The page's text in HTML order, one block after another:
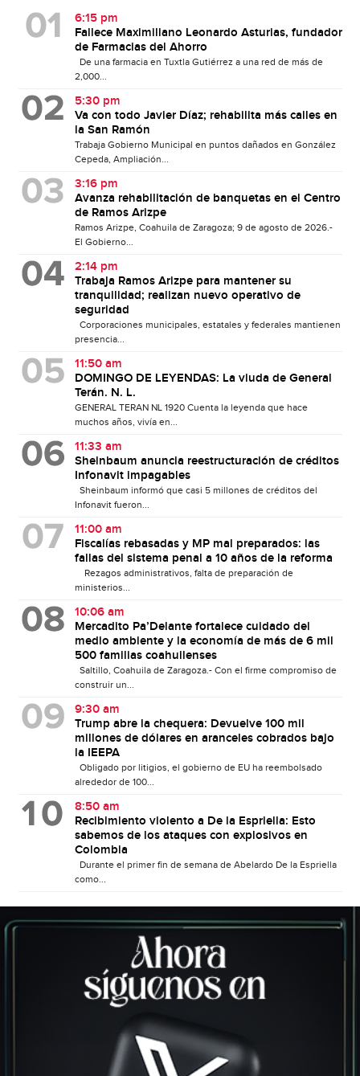
6:15 pm
Fallece Maximiliano Leonardo Asturias, fundador
de Farmacias del Ahorro
De una farmacia en Tuxtla Gutiérrez a una red de más de
2,000...
5:30 pm
Va con todo Javier Díaz; rehabilita más calles en
la San Ramón
Trabaja Gobierno Municipal en puntos dañados en González
Cepeda, Ampliación...
3:16 pm
Avanza rehabilitación de banquetas en el Centro
de Ramos Arizpe
Ramos Arizpe, Coahuila de Zaragoza; 9 de agosto de 2026.-
El Gobierno...
2:14 pm
Trabaja Ramos Arizpe para mantener su
tranquilidad; realizan nuevo operativo de
seguridad
Corporaciones municipales, estatales y federales mantienen
presencia...
11:50 am
DOMINGO DE LEYENDAS: La viuda de General
Terán. N. L.
GENERAL TERAN NL 1920 Cuenta la leyenda que hace
muchos años, vivía en...
11:33 am
Sheinbaum anuncia reestructuración de créditos
Infonavit impagables
Sheinbaum informó que casi 5 millones de créditos del
Infonavit fueron...
11:00 am
Fiscalías rebasadas y MP mal preparados: las
fallas del sistema penal a 10 años de la reforma
Rezagos administrativos, falta de preparación de
ministerios...
10:06 am
Mercadito Pa’Delante fortalece cuidado del
medio ambiente y la economía de más de 6 mil
500 familias coahuilenses
Saltillo, Coahuila de Zaragoza.- Con el firme compromiso de
construir un...
9:30 am
Trump abre la chequera: Devuelve 100 mil
millones de dólares en aranceles cobrados bajo
la IEEPA
Obligado por litigios, el gobierno de EU ha reembolsado
alrededor de 100...
8:50 am
Recibimiento violento a De la Espriella: Esto
sabemos de los ataques con explosivos en
Colombia
Durante el primer fin de semana de Abelardo De la Espriella
como...